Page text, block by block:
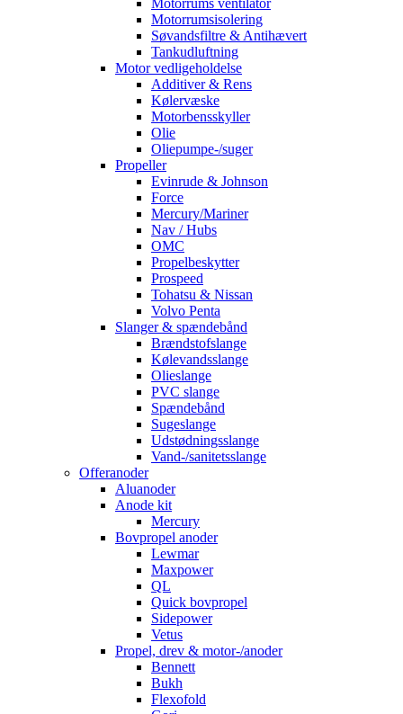
Motorrums ventilator
Motorrumsisolering
Søvandsfiltre & Antihævert
Tankudluftning
Motor vedligeholdelse
Additiver & Rens
Kølervæske
Motorbensskyller
Olie
Oliepumpe-/suger
Propeller
Evinrude & Johnson
Force
Mercury/Mariner
Nav / Hubs
OMC
Propelbeskytter
Prospeed
Tohatsu & Nissan
Volvo Penta
Slanger & spændebånd
Brændstofslange
Kølevandsslange
Olieslange
PVC slange
Spændebånd
Sugeslange
Udstødningsslange
Vand-/sanitetsslange
Offeranoder
Aluanoder
Anode kit
Mercury
Bovpropel anoder
Lewmar
Maxpower
QL
Quick bovpropel
Sidepower
Vetus
Propel, drev & motor-/anoder
Bennett
Bukh
Flexofold